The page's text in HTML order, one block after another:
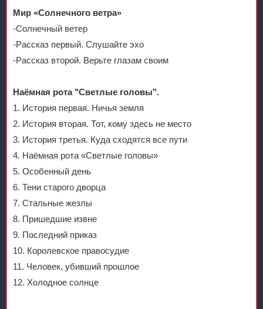
Мир «Солнечного ветра»
-Солнечный ветер
-Рассказ первый. Слушайте эхо
-Рассказ второй. Верьте глазам своим
Наёмная рота "Светлые головы".
1. История первая. Ничья земля
2. История вторая. Тот, кому здесь не место
3. История третья. Куда сходятся все пути
4. Наёмная рота «Светлые головы»
5. Особенный день
6. Тени старого дворца
7. Стальные жезлы
8. Пришедшие извне
9. Последний приказ
10. Королевское правосудие
11. Человек, убивший прошлое
12. Холодное солнце